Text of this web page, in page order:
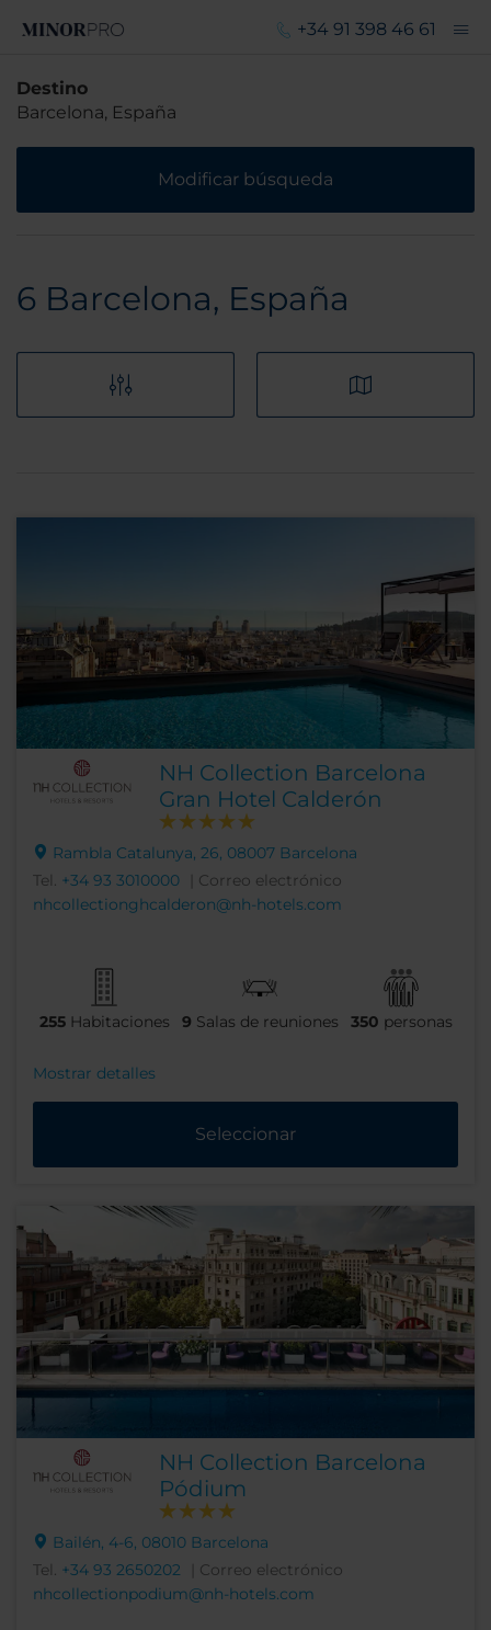
+34 91 398 46 61
Destino
Barcelona, España
Modificar búsqueda
6 Barcelona, España
NH Collection Barcelona
Gran Hotel Calderón
Rambla Catalunya, 26, 08007 Barcelona
Tel. +34 93 3010000
| Correo electrónico
nhcollectionghcalderon@nh-hotels.com
255 Habitaciones 9 Salas de reuniones 350 personas
Mostrar detalles
Seleccionar
NH Collection Barcelona
Pódium
Bailén, 4-6, 08010 Barcelona
Tel. +34 93 2650202
| Correo electrónico
nhcollectionpodium@nh-hotels.com